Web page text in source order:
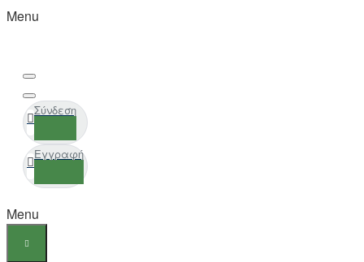
Menu
Σύνδεση
Εγγραφή
Menu